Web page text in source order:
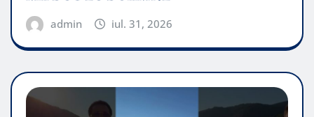
admin iul. 31, 2026